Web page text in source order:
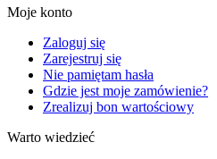
Moje konto
Zaloguj się
Zarejestruj się
Nie pamiętam hasła
Gdzie jest moje zamówienie?
Zrealizuj bon wartościowy
Warto wiedzieć